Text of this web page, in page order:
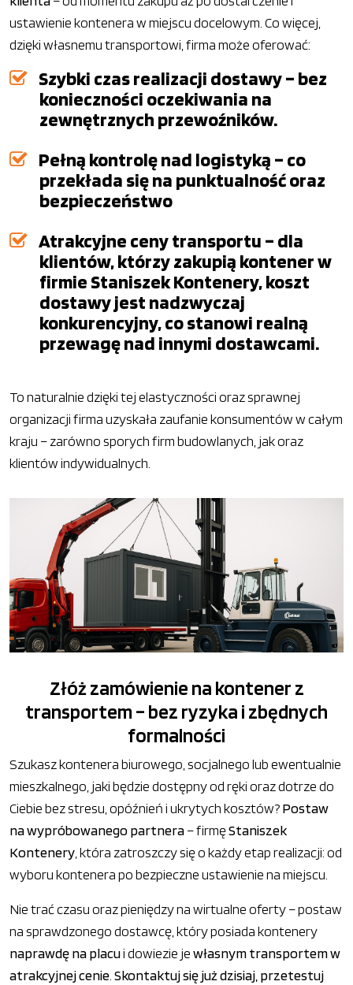
ustawienie kontenera w miejscu docelowym. Co więcej,
dzięki własnemu transportowi, firma może oferować:
Szybki czas realizacji dostawy – bez
konieczności oczekiwania na
zewnętrznych przewoźników.
Pełną kontrolę nad logistyką – co
przekłada się na punktualność oraz
bezpieczeństwo
Atrakcyjne ceny transportu – dla
klientów, którzy zakupią kontener w
firmie Staniszek Kontenery, koszt
dostawy jest nadzwyczaj
konkurencyjny, co stanowi realną
przewagę nad innymi dostawcami.
To naturalnie dzięki tej elastyczności oraz sprawnej
organizacji firma uzyskała zaufanie konsumentów w całym
kraju – zarówno sporych firm budowlanych, jak oraz
klientów indywidualnych.
Złóż zamówienie na kontener z
transportem – bez ryzyka i zbędnych
formalności
Szukasz kontenera biurowego, socjalnego lub ewentualnie
mieszkalnego, jaki będzie dostępny od ręki oraz dotrze do
Ciebie bez stresu, opóźnień i ukrytych kosztów?Postaw
na wypróbowanego partnera– firmęStaniszek
Kontenery , która zatroszczy się o każdy etap realizacji: od
wyboru kontenera po bezpieczne ustawienie na miejscu.
Nie trać czasu oraz pieniędzy na wirtualne oferty – postaw
na sprawdzonego dostawcę, który posiada kontenery
naprawdę na placui dowiezie jewłasnym transportem w
atrakcyjnej cenie Skontaktuj się już dzisiaj, przetestuj